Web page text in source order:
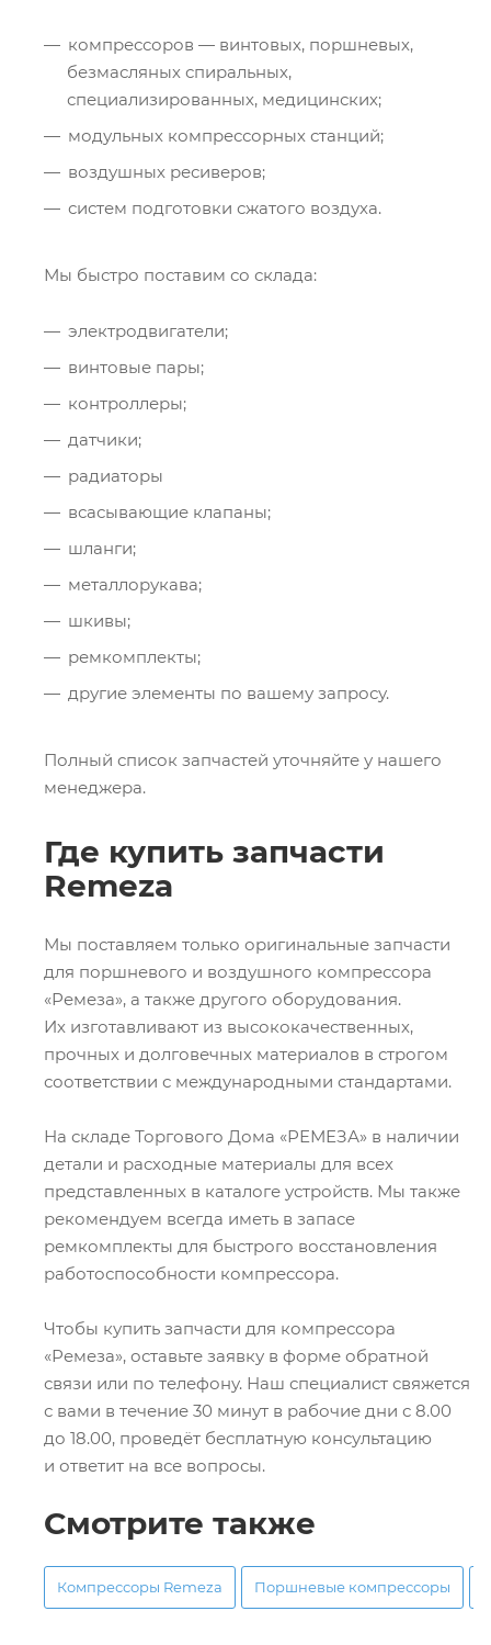
компрессоров — винтовых, поршневых,
безмасляных спиральных,
специализированных, медицинских;
модульных компрессорных станций;
воздушных ресиверов;
систем подготовки сжатого воздуха.
Мы быстро поставим со склада:
электродвигатели;
винтовые пары;
контроллеры;
датчики;
радиаторы
всасывающие клапаны;
шланги;
металлорукава;
шкивы;
ремкомплекты;
другие элементы по вашему запросу.
Полный список запчастей уточняйте у нашего
менеджера.
Где купить запчасти
Remeza
Мы поставляем только оригинальные запчасти
для поршневого и воздушного компрессора
«Ремеза», а также другого оборудования.
Их изготавливают из высококачественных,
прочных и долговечных материалов в строгом
соответствии с международными стандартами.
На складе Торгового Дома «РЕМЕЗА» в наличии
детали и расходные материалы для всех
представленных в каталоге устройств. Мы также
рекомендуем всегда иметь в запасе
ремкомплекты для быстрого восстановления
работоспособности компрессора.
Чтобы купить запчасти для компрессора
«Ремеза», оставьте заявку в форме обратной
связи или по телефону. Наш специалист свяжется
с вами в течение 30 минут в рабочие дни с 8.00
до 18.00, проведёт бесплатную консультацию
и ответит на все вопросы.
Смотрите также
Компрессоры Remeza Поршневые компрессоры